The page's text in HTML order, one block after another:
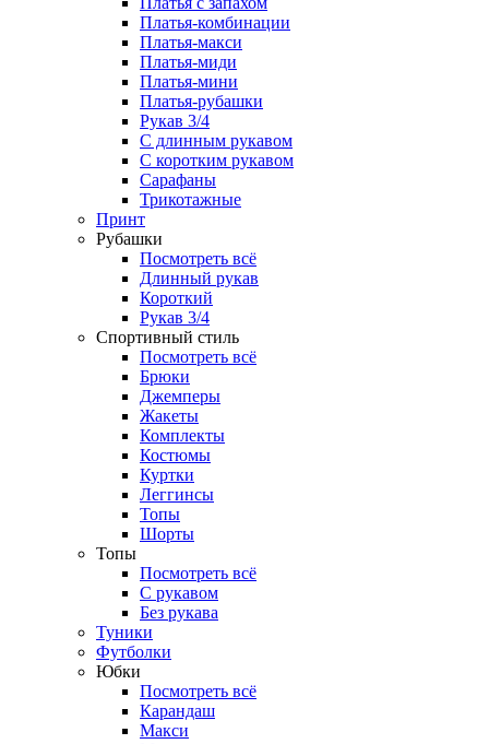
Платья-комбинации
Платья-макси
Платья-миди
Платья-мини
Платья-рубашки
Рукав 3/4
С длинным рукавом
С коротким рукавом
Сарафаны
Трикотажные
Принт
Рубашки
Посмотреть всё
Длинный рукав
Короткий
Рукав 3/4
Спортивный стиль
Посмотреть всё
Брюки
Джемперы
Жакеты
Комплекты
Костюмы
Куртки
Леггинсы
Топы
Шорты
Топы
Посмотреть всё
C рукавом
Без рукава
Туники
Футболки
Юбки
Посмотреть всё
Карандаш
Макси